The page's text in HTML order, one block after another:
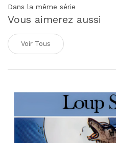
Dans la même série
Vous aimerez aussi
Voir Tous